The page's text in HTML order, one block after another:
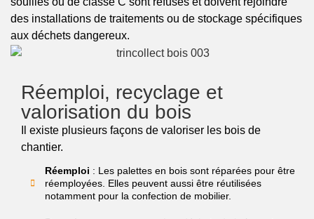
des installations de traitements ou de stockage spécifiques
aux déchets dangereux.
Réemploi, recyclage et
valorisation du bois
Il existe plusieurs façons de valoriser les bois de
chantier.
Réemploi : Les palettes en bois sont réparées pour être
réemployées. Elles peuvent aussi être réutilisées
notamment pour la confection de mobilier.